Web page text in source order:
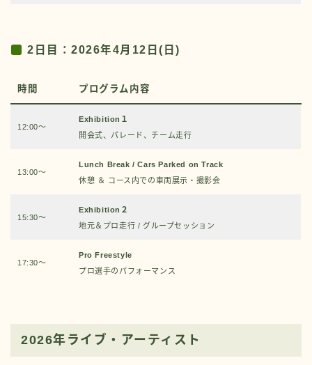
2日目：2026年4月12日(日)
時間 プログラム内容
12:00～
Exhibition１
開会式、パレード、チーム走行
13:00～
Lunch Break / Cars Parked on Track
休憩 ＆ コース内での車両展示・撮影会
15:30～
Exhibition２
地元＆プロ走行 / グループセッション
17:30～
Pro Freestyle
プロ選手のパフォーマンス
2026年ライブ・アーティスト